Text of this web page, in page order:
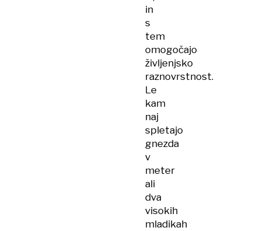
in
s
tem
omogočajo
življenjsko
raznovrstnost.
Le
kam
naj
spletajo
gnezda
v
meter
ali
dva
visokih
mladikah